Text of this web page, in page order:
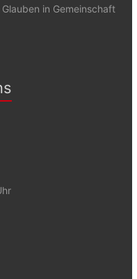
in Gemeinschaft